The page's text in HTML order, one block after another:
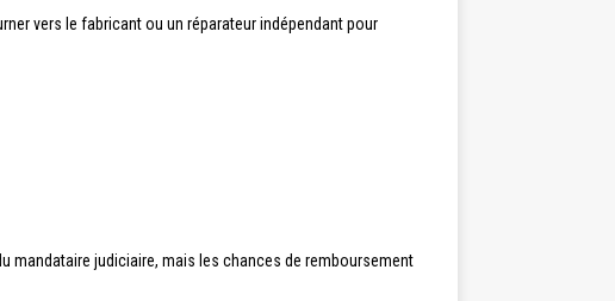
vers le fabricant ou un réparateur indépendant pour
mandataire judiciaire, mais les chances de remboursement